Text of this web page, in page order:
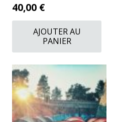
40,00 €
AJOUTER AU
PANIER